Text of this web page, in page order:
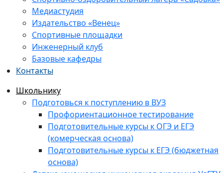
Медиастудия
Издательство «Венец»
Спортивные площадки
Инженерный клуб
Базовые кафедры
Контакты
Школьнику
Подготовься к поступлению в ВУЗ
Профориентационное тестирование
Подготовительные курсы к ОГЭ и ЕГЭ
(комерческая основа)
Подготовительные курсы к ЕГЭ (бюджетная
основа)